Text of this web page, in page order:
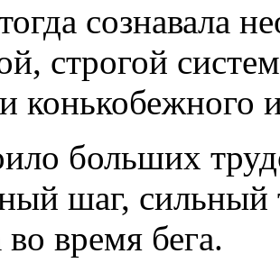
сознавала
строгой
конькобежного
больших
шаг,
время бега.